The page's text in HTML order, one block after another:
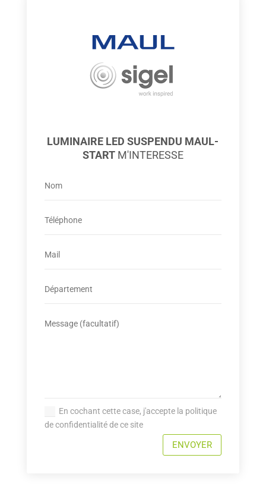
LUMINAIRE LED SUSPENDU MAUL-
START
En cochant cette case, j'accepte la politique
de confidentialité de ce site
ENVOYER